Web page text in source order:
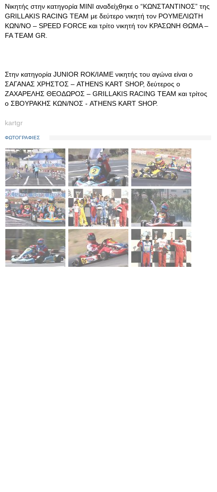
Νικητής στην κατηγορία ΜΙΝΙ αναδείχθηκε ο “ΚΩΝΣΤΑΝΤΙΝΟΣ” της
GRILLAKIS RACING TEAM με δεύτερο νικητή τον ΡΟΥΜΕΛΙΩΤΗ
ΚΩΝ/ΝΟ – SPEED FORCE και τρίτο νικητή τον ΚΡΑΣΩΝΗ ΘΩΜΑ –
FA TEAM GR.
Στην κατηγορία JUNIOR ROK/IAME νικητής του αγώνα είναι ο
ΣΑΓΑΝΑΣ ΧΡΗΣΤΟΣ – ATHENS KART SHOP, δεύτερος ο
ΖΑΧΑΡΕΛΗΣ ΘΕΟΔΩΡΟΣ – GRILLAKIS RACING TEAM και τρίτος
ο ΣΒΟΥΡΑΚΗΣ ΚΩΝ/ΝΟΣ - ATHENS KART SHOP.
kartgr
ΦΩΤΟΓΡΑΦΙΕΣ